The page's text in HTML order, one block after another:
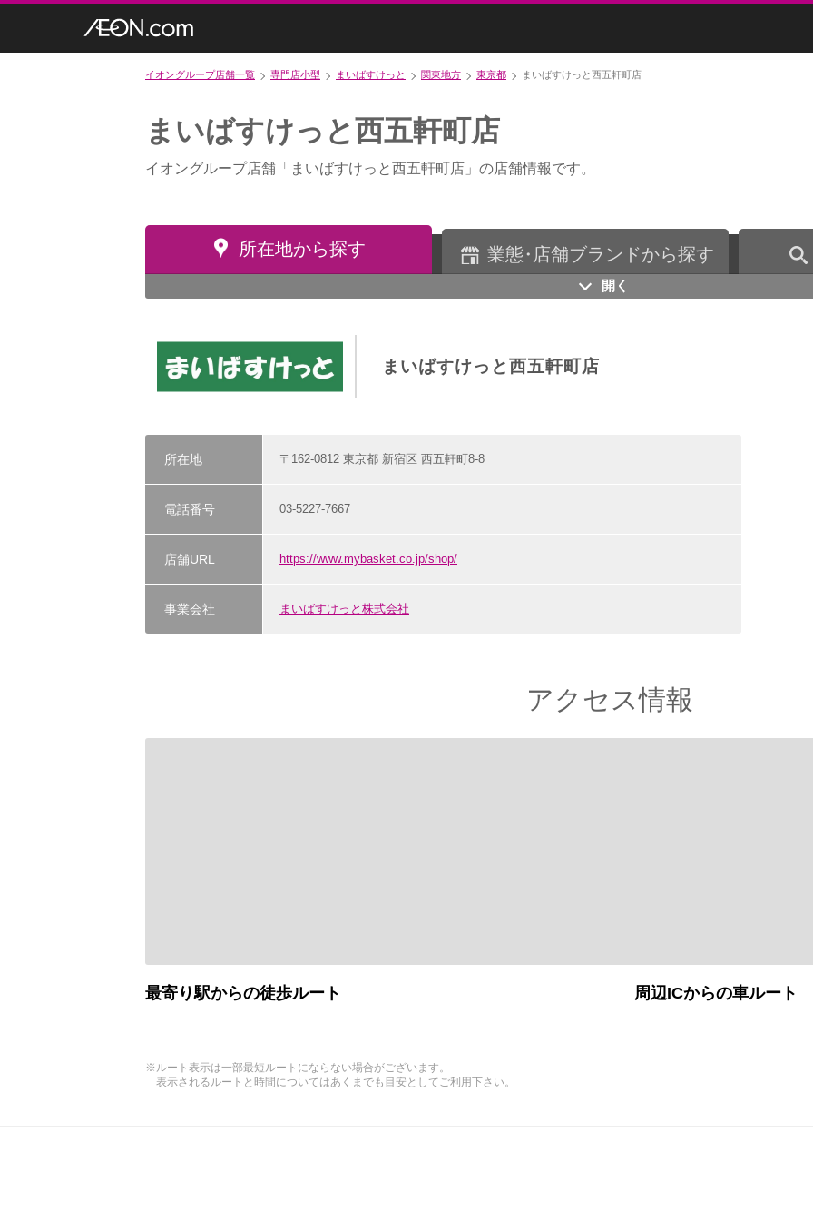
イオングループ店舗一覧 専門店小型 まいばすけっと 関東地方 東京都 まいばすけっと西五軒町店
まいばすけっと西五軒町店
イオングループ店舗「まいばすけっと西五軒町店」の店舗情報です。
所在地から探す 業態・ 店舗ブランドから探す
開く
まいばすけっと西五軒町店
所在地 〒162-0812 東京都 新宿区 西五軒町8-8
電話番号 03-5227-7667
店舗URL https://www.mybasket.co.jp/shop/
事業会社 まいばすけっと株式会社
アクセス情報
最寄り駅からの徒歩ルート 周辺ICからの車ルート
※ルート表示は一部最短ルートにならない場合がございます。
表示されるルートと時間についてはあくまでも目安としてご利用下さい。